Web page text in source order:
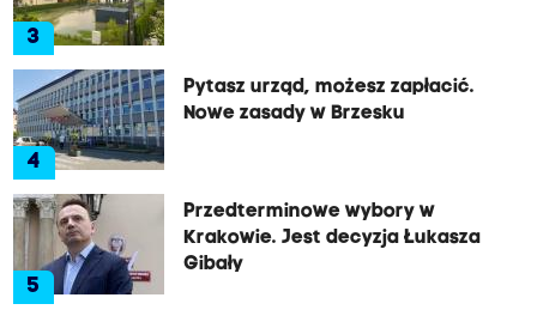
3
4
Pytasz urząd, możesz zapłacić.
Nowe zasady w Brzesku
5
Przedterminowe wybory w
Krakowie. Jest decyzja Łukasza
Gibały